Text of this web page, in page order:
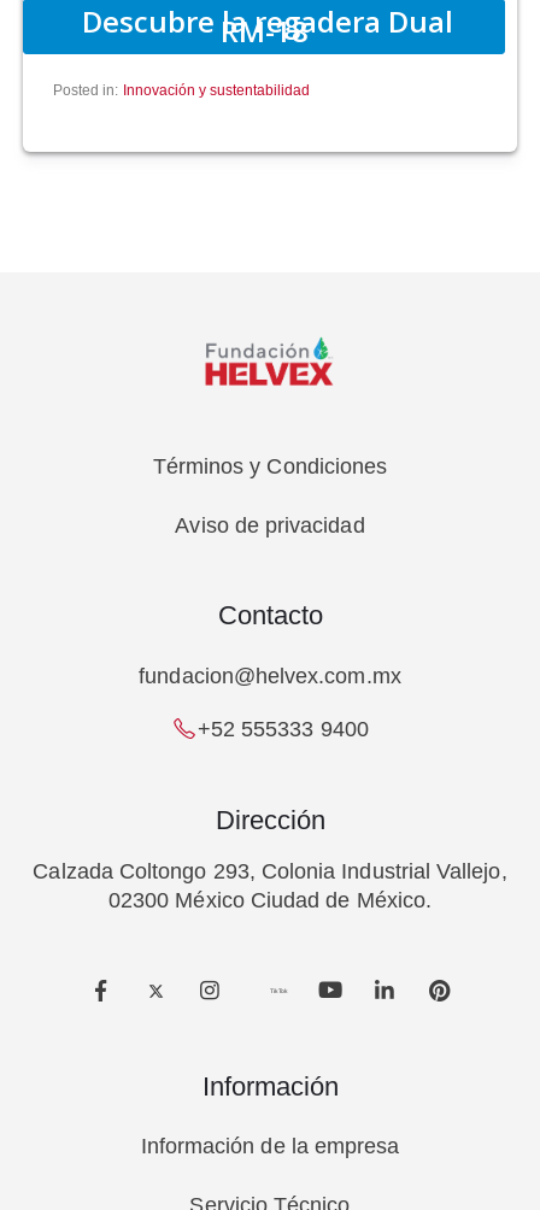
Descubre la regadera Dual
RM-18
Posted in: Innovación y sustentabilidad
Términos y Condiciones
Aviso de privacidad
Contacto
fundacion@helvex.com.mx
+52 555333 9400
Dirección
Calzada Coltongo 293, Colonia Industrial Vallejo,
02300 México Ciudad de México.
TikTok
Información
Información de la empresa